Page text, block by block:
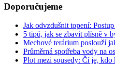
Doporučujeme
Jak odvzdušnit topení:
5 tipů, jak se zbavit plísně v
Mechové terárium poslouží
Průměrná spotřeba vody na
Plot mezi sousedy: Čí je, kdo